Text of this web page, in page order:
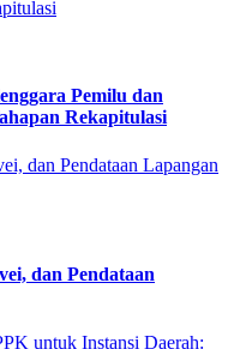
Pemilu dan
Rekapitulasi
dan Pendataan